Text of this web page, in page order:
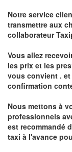
Notre service
transmettre aux
collaborateur
Vous allez
les prix et les
vous convient . et
confirmation
Nous mettons à
professionnels
est recommandé
taxi à l'avance